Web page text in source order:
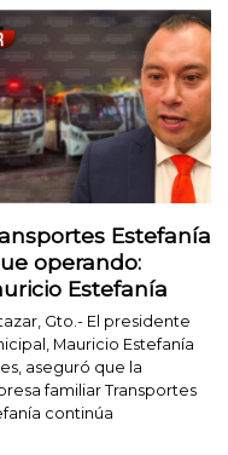
Estefanía
operando:
Estefanía
Gto.- El presidente
Mauricio Estefanía
aseguró que la
familiar Transportes
continúa